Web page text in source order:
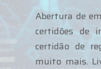
Abertura de
certidões de
certidão de
muito mais.